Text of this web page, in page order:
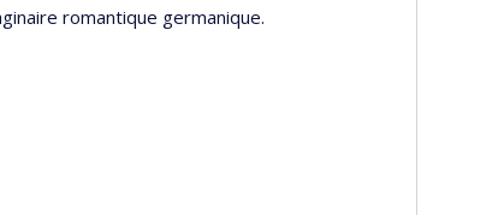
romantique germanique.